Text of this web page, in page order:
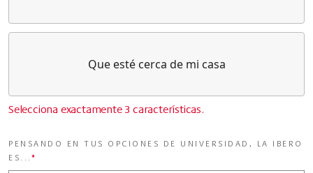
Que esté cerca de mi casa
Selecciona exactamente 3 características.
PENSANDO EN TUS OPCIONES DE UNIVERSIDAD, LA IBERO
ES...*